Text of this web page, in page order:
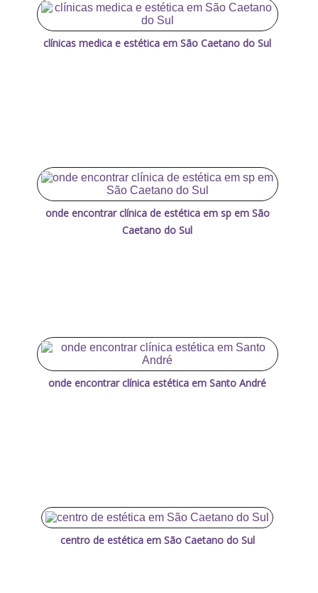
clínicas medica e estética em São Caetano do Sul
onde encontrar clínica de estética em sp em São
Caetano do Sul
onde encontrar clínica estética em Santo André
centro de estética em São Caetano do Sul